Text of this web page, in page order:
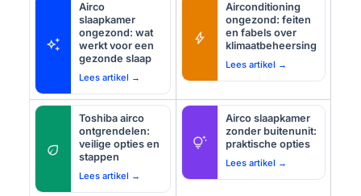
auto_awesome
Airco
slaapkamer
ongezond: wat
werkt voor een
gezonde slaap
Lees artikel →
bolt
Airconditioning
ongezond: feiten
en fabels over
klimaatbeheersing
Lees artikel →
eco
Toshiba airco
ontgrendelen:
veilige opties en
stappen
Lees artikel →
tips_and_updates
Airco slaapkamer
zonder buitenunit:
praktische opties
Lees artikel →